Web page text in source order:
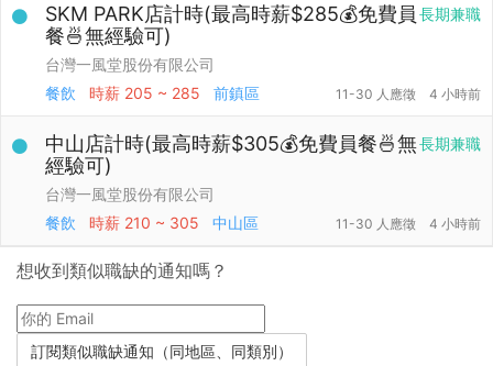
長期兼職
SKM PARK店計時(最高時薪$285💰免費員
餐🍜無經驗可)
台灣一風堂股份有限公司
餐飲
時薪 205 ~ 285 前鎮區 11-30 人應徵 4 小時前
長期兼職
中山店計時(最高時薪$305💰免費員餐🍜無
經驗可)
台灣一風堂股份有限公司
餐飲
時薪 210 ~ 305 中山區 11-30 人應徵 4 小時前
想收到類似職缺的通知嗎？